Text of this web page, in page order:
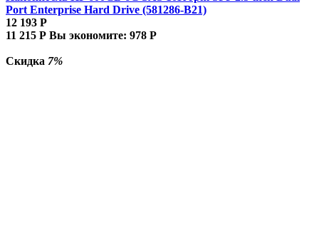
Port Enterprise Hard Drive (581286-B21)
12 193 Р
11 215 Р Вы экономите: 978 Р
Скидка 7%